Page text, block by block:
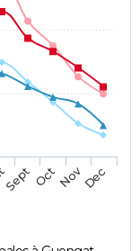
Sept OctNovDec